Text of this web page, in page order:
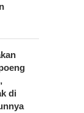
di